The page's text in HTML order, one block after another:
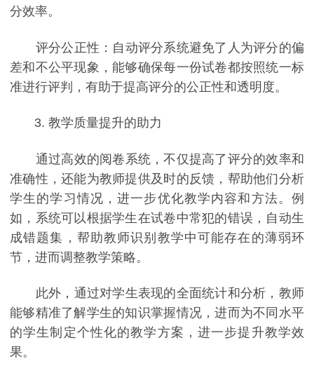
分效率。
评分公正性：自动评分系统避免了人为评分的偏
差和不公平现象，能够确保每一份试卷都按照统一标
准进行评判，有助于提高评分的公正性和透明度。
3. 教学质量提升的助力
通过高效的阅卷系统，不仅提高了评分的效率和
准确性，还能为教师提供及时的反馈，帮助他们分析
学生的学习情况，进一步优化教学内容和方法。例
如，系统可以根据学生在试卷中常犯的错误，自动生
成错题集，帮助教师识别教学中可能存在的薄弱环
节，进而调整教学策略。
此外，通过对学生表现的全面统计和分析，教师
能够精准了解学生的知识掌握情况，进而为不同水平
的学生制定个性化的教学方案，进一步提升教学效
果。